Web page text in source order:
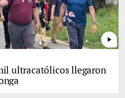
play_arrow
ultracatólicos llegaron